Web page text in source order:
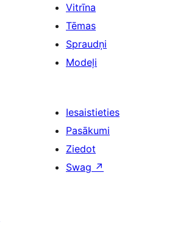
Vitrīna
Tēmas
Spraudņi
Modeļi
Iesaistieties
Pasākumi
Ziedot
Swag ↗